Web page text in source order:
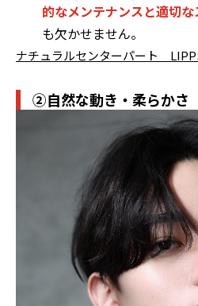
的なメンテナンスと適切
も欠かせません。
ナチュラルセンターパート
②自然な動き・柔らかさ